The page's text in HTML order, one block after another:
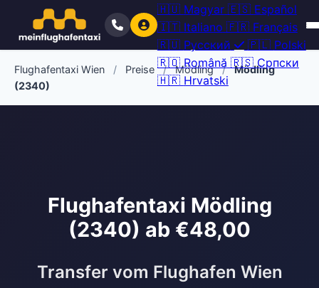
🇭🇺 Magyar 🇪🇸 Español
🇮🇹 Italiano 🇫🇷 Français
🇷🇺 Русский 🇵🇱 Polski
🇷🇴 Română 🇷🇸 Српски
🇭🇷 Hrvatski
Flughafentaxi Wien / Preise / Mödling /
Mödling
(2340)
Flughafentaxi Mödling
(2340) ab €48,00
Transfer vom Flughafen Wien